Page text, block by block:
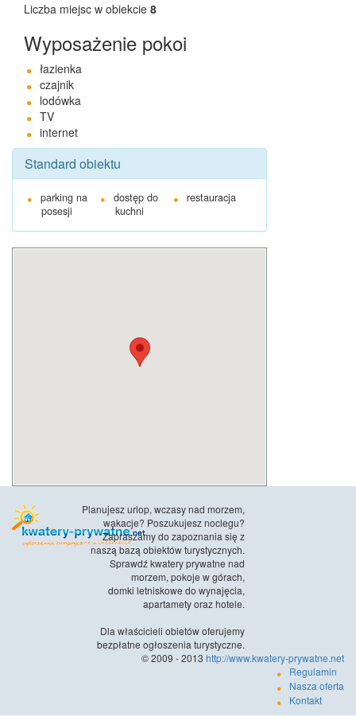
Liczba miejsc w obiekcie 8
Wyposażenie pokoi
łazienka
czajnik
lodówka
TV
internet
Standard obiektu
parking na
posesji
dostęp do
kuchni
restauracja
Planujesz urlop, wczasy nad morzem,
wakacje? Poszukujesz noclegu?
Zapraszamy do zapoznania się z
naszą bazą obiektów turystycznych.
Sprawdź kwatery prywatne nad
morzem, pokoje w górach,
domki letniskowe do wynajęcia,
apartamety oraz hotele.
Dla właścicieli obietów oferujemy
bezpłatne ogłoszenia turystyczne.
© 2009 - 2013 http://www.kwatery-prywatne.net
Regulamin
Nasza oferta
Kontakt